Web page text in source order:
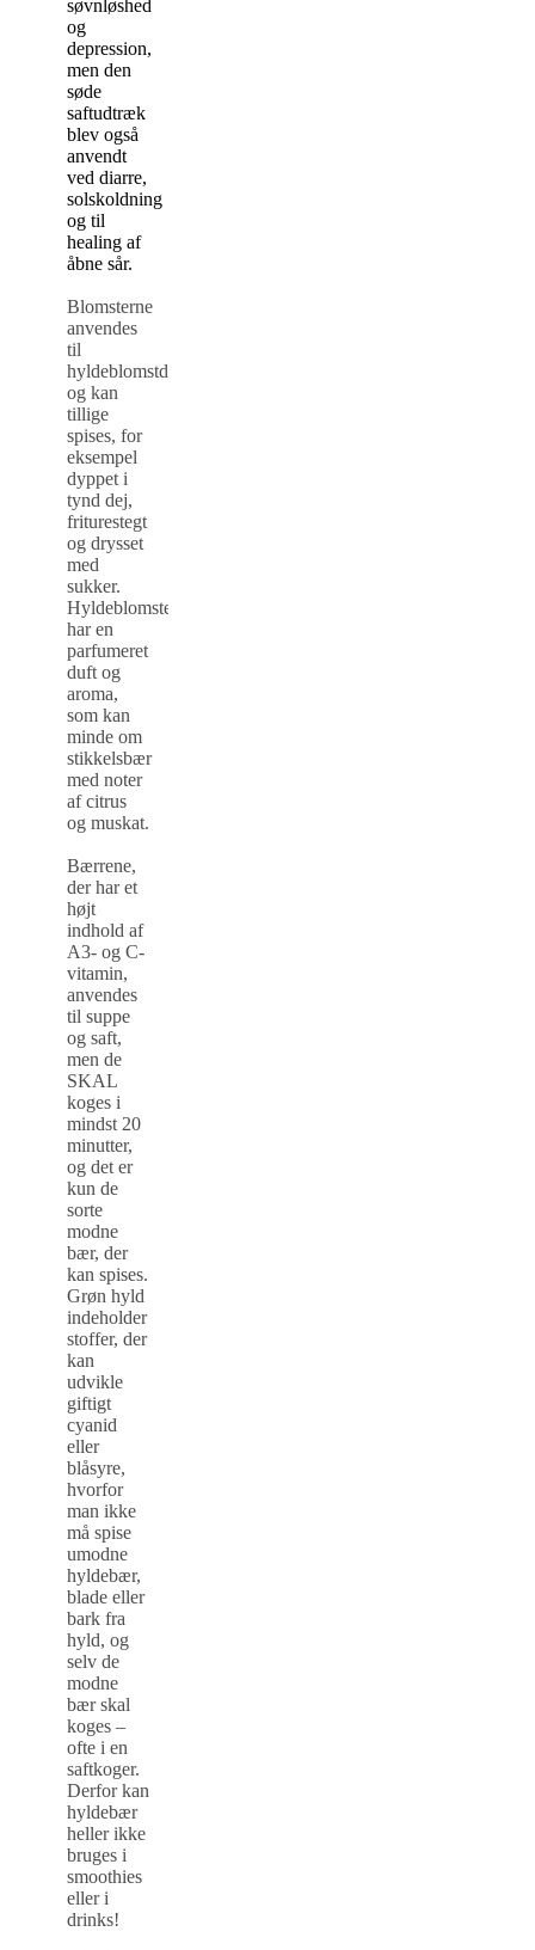
søvnløshed
og
depression,
men den
søde
saftudtræk
blev også
anvendt
ved diarre,
solskoldning
og til
healing af
åbne sår.
Blomsterne
anvendes
til
hyldeblomstdri
og kan
tillige
spises, for
eksempel
dyppet i
tynd dej,
friturestegt
og drysset
med
sukker.
Hyldeblomsterne
har en
parfumeret
duft og
aroma,
som kan
minde om
stikkelsbær
med noter
af citrus
og muskat.
Bærrene,
der har et
højt
indhold af
A3- og C-
vitamin,
anvendes
til suppe
og saft,
men de
SKAL
koges i
mindst 20
minutter,
og det er
kun de
sorte
modne
bær, der
kan spises.
Grøn hyld
indeholder
stoffer, der
kan
udvikle
giftigt
cyanid
eller
blåsyre,
hvorfor
man ikke
må spise
umodne
hyldebær,
blade eller
bark fra
hyld, og
selv de
modne
bær skal
koges –
ofte i en
saftkoger.
Derfor kan
hyldebær
heller ikke
bruges i
smoothies
eller i
drinks!